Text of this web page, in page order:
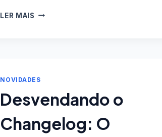
LER MAIS CHATBOT
NO
INOVAR.NET!
VÍDEO
DISPONÍVEL
NOVIDADES
Desvendando o
Changelog: O